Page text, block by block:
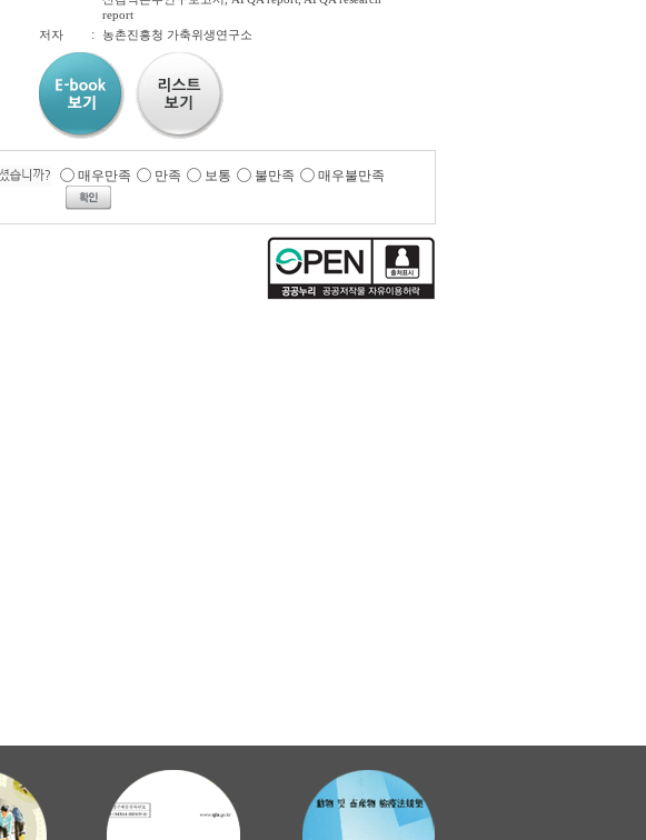
report
저자
: 농촌진흥청 가축위생연구소
매우만족 만족 보통 불만족 매우불만족